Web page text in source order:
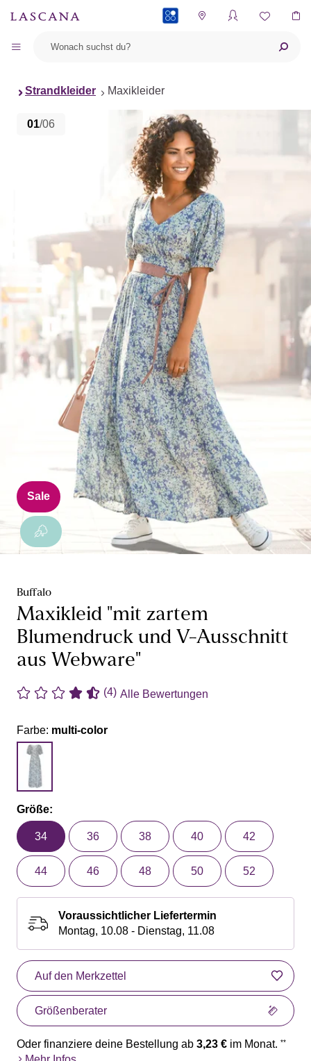
Strandkleider Maxikleider
01/06
Sale
Buffalo
Maxikleid "mit zartem
Blumendruck und V-Ausschnitt
aus Webware"
(4) Alle Bewertungen
Farbe: multi-color
Größe:
34 36 38 40 42
44 46 48 50 52
Voraussichtlicher Liefertermin
Montag, 10.08 - Dienstag, 11.08
Auf den Merkzettel
Größenberater
Oder finanziere deine Bestellung ab 3,23 € im Monat. **